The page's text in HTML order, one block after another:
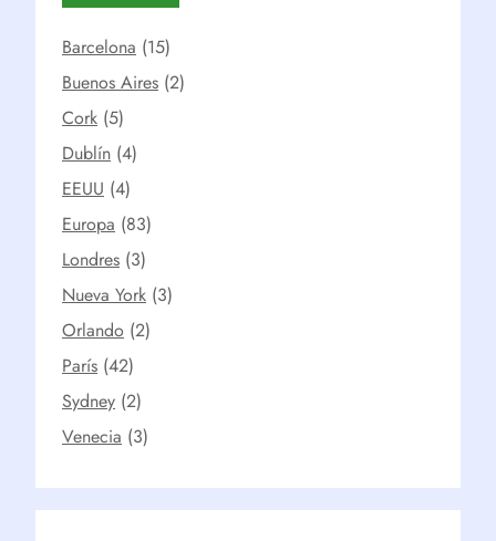
Barcelona (15)
Buenos Aires (2)
Cork (5)
Dublín (4)
EEUU (4)
Europa (83)
Londres (3)
Nueva York (3)
Orlando (2)
París (42)
Sydney (2)
Venecia (3)